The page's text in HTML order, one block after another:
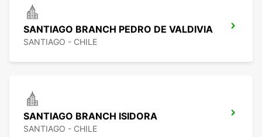
SANTIAGO BRANCH PEDRO DE VALDIVIA
SANTIAGO - CHILE
SANTIAGO BRANCH ISIDORA
SANTIAGO - CHILE